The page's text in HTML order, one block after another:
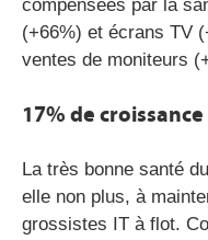
compensées par la
(+66%) et écrans TV
ventes de moniteurs
17% de
La très bonne santé
elle non plus, à
grossistes IT à flot.